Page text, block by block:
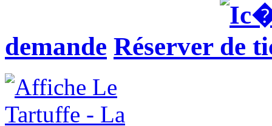
demande Réserver